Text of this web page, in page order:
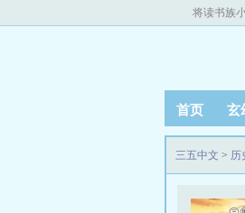
将读书族
首页 玄
三五中文 > 历